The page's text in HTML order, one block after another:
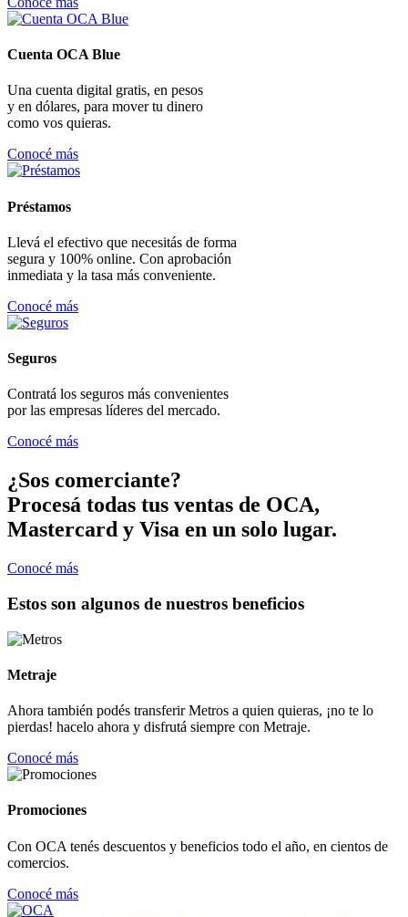
Cuenta OCA Blue
Una cuenta digital gratis, en pesos
y en dólares, para mover tu dinero
como vos quieras.
Conocé más
Préstamos
Llevá el efectivo que necesitás de forma
segura y 100% online. Con aprobación
inmediata y la tasa más conveniente.
Conocé más
Seguros
Contratá los seguros más convenientes
por las empresas líderes del mercado.
Conocé más
¿Sos comerciante?
Procesá todas tus ventas de OCA,
Mastercard y Visa en un solo lugar.
Conocé más
Estos son algunos de nuestros beneficios
Metraje
Ahora también podés transferir Metros a quien quieras, ¡no te lo
pierdas! hacelo ahora y disfrutá siempre con Metraje.
Conocé más
Promociones
Con OCA tenés descuentos y beneficios todo el año, en cientos de
comercios.
Conocé más